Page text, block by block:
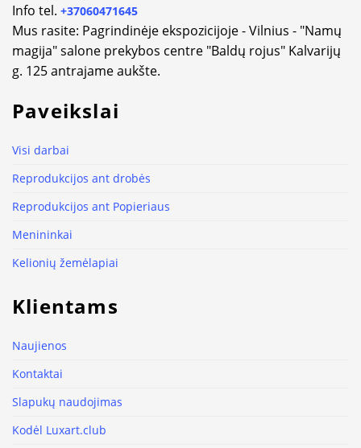
Info tel. +37060471645
Mus rasite: Pagrindinėje ekspozicijoje - Vilnius - "Namų
magija" salone prekybos centre "Baldų rojus" Kalvarijų
g. 125 antrajame aukšte.
Paveikslai
Visi darbai
Reprodukcijos ant drobės
Reprodukcijos ant Popieriaus
Menininkai
Kelionių žemėlapiai
Klientams
Naujienos
Kontaktai
Slapukų naudojimas
Kodėl Luxart.club